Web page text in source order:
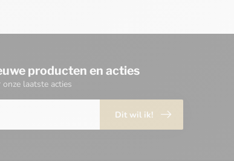
producten en acties
laatste acties
Dit wil ik!